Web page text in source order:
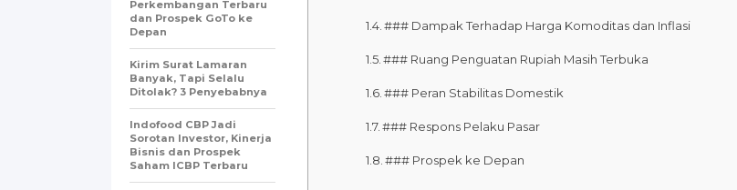
### Dampak Terhadap Harga Komoditas dan Inflasi
### Ruang Penguatan Rupiah Masih Terbuka
### Peran Stabilitas Domestik
### Respons Pelaku Pasar
### Prospek ke Depan
Perkembangan Terbaru
dan Prospek GoTo ke
Depan
Kirim Surat Lamaran
Banyak, Tapi Selalu
Ditolak? 3 Penyebabnya
Indofood CBP Jadi
Sorotan Investor, Kinerja
Bisnis dan Prospek
Saham ICBP Terbaru